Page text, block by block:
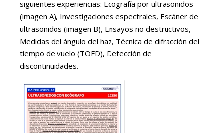
siguientes experiencias: Ecografía por ultrasonidos
(imagen A), Investigaciones espectrales, Escáner de
ultrasonidos (imagen B), Ensayos no destructivos,
Medidas del ángulo del haz, Técnica de difracción del
tiempo de vuelo (TOFD), Detección de
discontinuidades.